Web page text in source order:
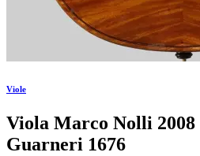
Viole
Viola Marco Nolli
Guarneri 1676